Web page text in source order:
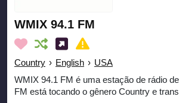
WMIX 94.1 FM
Country › English › USA
WMIX 94.1 FM é uma estação de rádio
FM está tocando o gênero Country e